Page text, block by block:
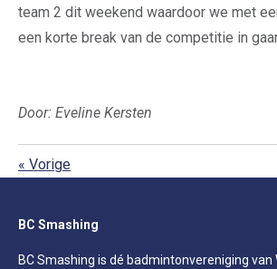
team 2 dit weekend waardoor we met
een korte break van de competitie in
Door: Eveline Kersten
« Vorige
BC Smashing
BC Smashing is dé badmintonvereniging van